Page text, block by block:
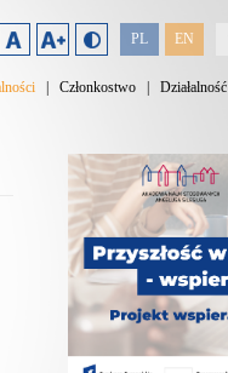
PL EN
Członkostwo Działalność